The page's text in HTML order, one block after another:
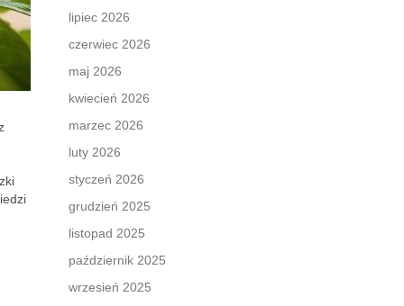
lipiec 2026
czerwiec 2026
maj 2026
kwiecień 2026
marzec 2026
luty 2026
styczeń 2026
grudzień 2025
listopad 2025
październik 2025
wrzesień 2025